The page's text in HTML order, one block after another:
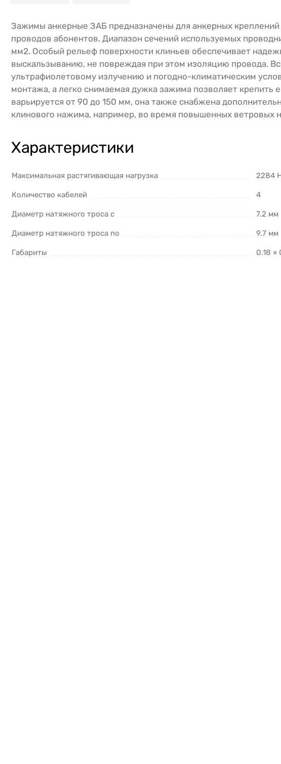
Зажимы анкерные ЗАБ предназначены для анкерных
проводов абонентов. Диапазон сечений используемых
мм2. Особый рельеф поверхности клиньев обеспечивает
выскальзыванию, не повреждая при этом изоляцию провода.
ультрафиолетовому излучению и погодно-климатическим
монтажа, а легко снимаемая дужка зажима позволяет крепить
варьируется от 90 до 150 мм, она также снабжена
клинового нажима, например, во время повышенных ветровых
Характеристики
Максимальная растягивающая нагрузка 2284
Количество кабелей 4
Диаметр натяжного троса с 7.2 мм
Диаметр натяжного троса по 9.7 мм
Габариты 0.18 ×